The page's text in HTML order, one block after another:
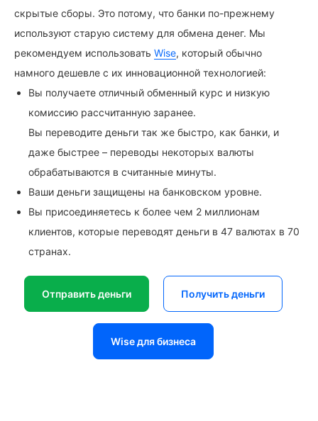
скрытые сборы. Это потому, что банки по-прежнему
используют старую систему для обмена денег. Мы
рекомендуем использовать Wise, который обычно
намного дешевле с их инновационной технологией:
Вы получаете отличный обменный курс и низкую
комиссию рассчитанную заранее.
Вы переводите деньги так же быстро, как банки, и
даже быстрее – переводы некоторых валюты
обрабатываются в считанные минуты.
Ваши деньги защищены на банковском уровне.
Вы присоединяетесь к более чем 2 миллионам
клиентов, которые переводят деньги в 47 валютах в 70
странах.
Отправить деньги Получить деньги
Wise для бизнеса